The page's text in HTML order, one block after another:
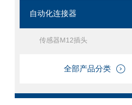
自动化连接器
传感器M12插头
全部产品分类